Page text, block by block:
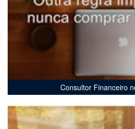
Consultor Financeiro